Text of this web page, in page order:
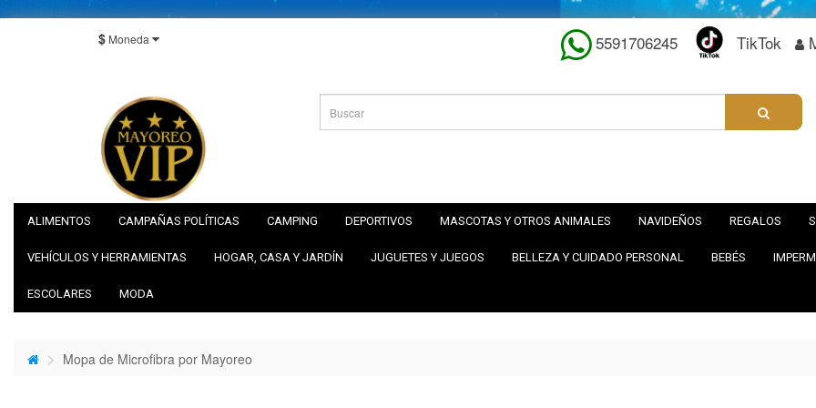
$ Moneda 5591706245 TikTok
ALIMENTOS CAMPAÑAS POLÍTICAS CAMPING DEPORTIVOS MASCOTAS Y OTROS ANIMALES NAVIDEÑOS REGALOS
VEHÍCULOS Y HERRAMIENTAS HOGAR, CASA Y JARDÍN JUGUETES Y JUEGOS BELLEZA Y CUIDADO PERSONAL BEBÉS
ESCOLARES MODA
Mopa de Microfibra por Mayoreo